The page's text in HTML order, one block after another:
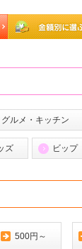
グルメ・キッチン
ズ ビップ
500円～